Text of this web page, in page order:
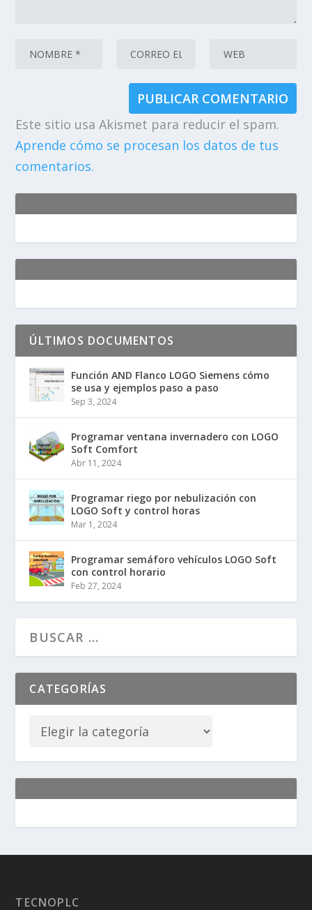
Este sitio usa Akismet para reducir el spam.
Aprende cómo se procesan los datos de tus
comentarios.
ÚLTIMOS DOCUMENTOS
Función AND Flanco LOGO Siemens cómo
se usa y ejemplos paso a paso
Sep 3, 2024
Programar ventana invernadero con LOGO
Soft Comfort
Abr 11, 2024
Programar riego por nebulización con
LOGO Soft y control horas
Mar 1, 2024
Programar semáforo vehículos LOGO Soft
con control horario
Feb 27, 2024
CATEGORÍAS
TECNOPLC